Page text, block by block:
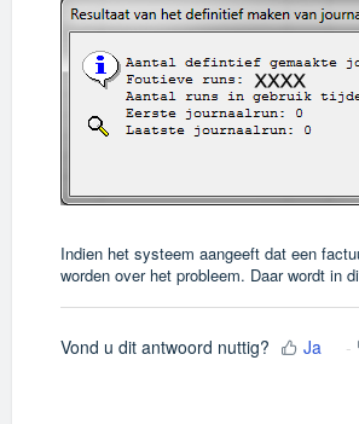
Indien het systeem aangeeft dat een
worden over het probleem. Daar wordt in
Vond u dit antwoord nuttig? Ja